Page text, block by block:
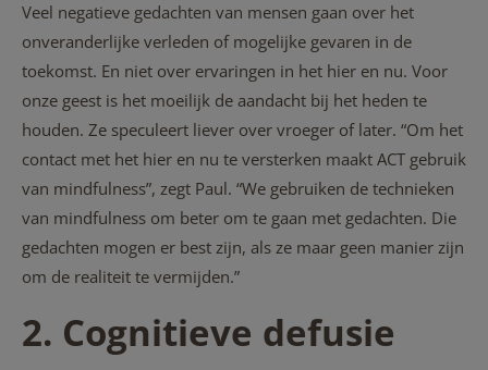
Veel negatieve gedachten van mensen gaan over het
onveranderlijke verleden of mogelijke gevaren in de
toekomst. En niet over ervaringen in het hier en nu. Voor
onze geest is het moeilijk de aandacht bij het heden te
houden. Ze speculeert liever over vroeger of later. “Om het
contact met het hier en nu te versterken maakt ACT gebruik
van mindfulness”, zegt Paul. “We gebruiken de technieken
van mindfulness om beter om te gaan met gedachten. Die
gedachten mogen er best zijn, als ze maar geen manier zijn
om de realiteit te vermijden.”
2. Cognitieve defusie